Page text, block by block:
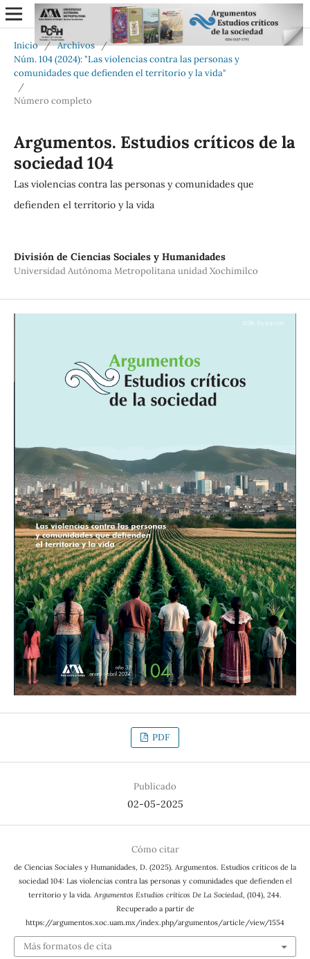
Inicio / Archivos /
Núm. 104 (2024): "Las violencias contra las personas y
comunidades que defienden el territorio y la vida"
/
Número completo
Argumentos. Estudios críticos de la
sociedad 104
Las violencias contra las personas y comunidades que
defienden el territorio y la vida
División de Ciencias Sociales y Humanidades
Universidad Autónoma Metropolitana unidad Xochimilco
PDF
Publicado
02-05-2025
Cómo citar
de Ciencias Sociales y Humanidades, D. (2025). Argumentos. Estudios críticos de la
sociedad 104: Las violencias contra las personas y comunidades que defienden el
territorio y la vida. Argumentos Estudios críticos De La Sociedad, (104), 244.
Recuperado a partir de
https://argumentos.xoc.uam.mx/index.php/argumentos/article/view/1554
Más formatos de cita